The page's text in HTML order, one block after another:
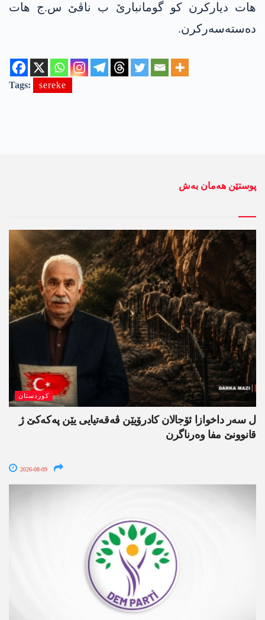
ھات دیارکرن کو گومانبارێ ب ناڤێ س.ج ھات
دەستەسەرکرن.
Tags: sereke
پوستێن ھەمان بەش
کوردستان
ل سەر داخوازا ئۆجالان کادرۆیێن ڤەقەتیایی یێن پەکەکێ ژ
قانوونێ مفا وەرناگرن
2026-08-09